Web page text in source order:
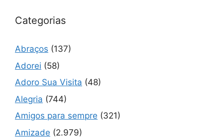
Categorias
Abraços (137)
Adorei (58)
Adoro Sua Visita (48)
Alegria (744)
Amigos para sempre (321)
Amizade (2.979)